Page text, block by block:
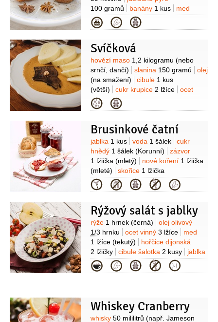
100 gramů
banány 1 kus
med
4 lžíce
mouka špaldová
200 gramů
ovesné vločky
2 lžičky
Kategorie
Svíčková
Suroviny
hovězí maso 1,2 kilogramu (nebo
srnčí, dančí)
slanina 150 gramů
olej
(na smažení)
cibule 1 kus
(větší)
cukr krupice 2 lžíce
ocet
2 lžíce
mrkev
1 kus (nebo petržel a 1/4
Kategorie
Brusinkové čatní
Suroviny
jablka 1 kus voda 1 šálek
cukr
hnědý 1 šálek (Korunní)
zázvor
1 lžička (mletý) nové koření 1 lžička
(mleté)
skořice 1 lžička
(mletá)
hřebíček
1 lžička
(mletý)
brusinky720 mililitrů
rozinky
Kategorie
Rýžový salát s jablky
Suroviny
rýže 1 hrnek (černá)
olej olivový
1/3 hrnku ocet vinný 3 lžíce
med
1 lžíce (tekutý)
hořčice dijonská
2 lžičky
cibule šalotka 2 kusy
jablka
1 kus
(velké zelené)
celer řapíkatý
3 kusy
brusinky1 hrst (sušených)
Kategorie
Whiskey Cranberry
whisky 50 mililitrů (např. Jameson